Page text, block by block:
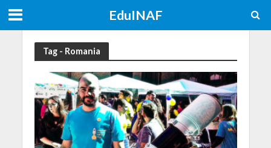
EduINAF
Tag - Romania